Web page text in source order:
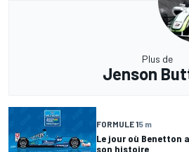
Plus de
Jenson
FORMULE 15 m
Le jour où Benetton
son histoire